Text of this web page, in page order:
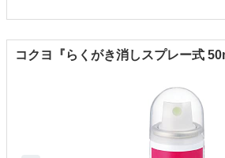
コクヨ『らくがき消しスプレー式